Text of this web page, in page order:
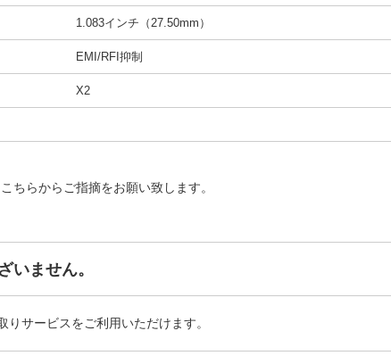
1.083インチ（27.50mm）
EMI/RFI抑制
X2
ちらからご指摘をお願い致します。
いません。
サービスをご利用いただけます。